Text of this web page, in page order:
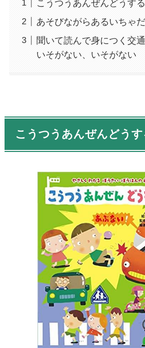
こうつうあんぜんどうす
あそびながらあるいちゃ
聞いて読んで身につく交
いそがない、いそがない
こうつうあんぜんどう